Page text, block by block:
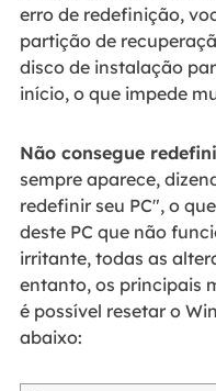
erro de redefinição,
partição de
disco de instalação
início, o que impede
Não consegue
sempre aparece,
redefinir seu PC", o
deste PC que não
irritante, todas as
entanto, os principais
é possível resetar o
abaixo: